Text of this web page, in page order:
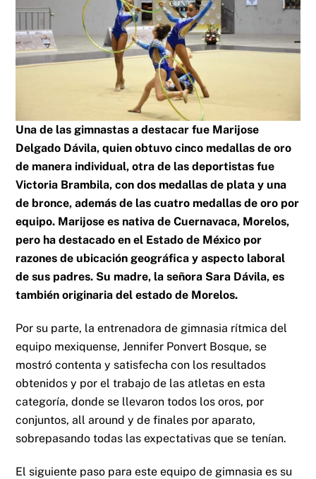
Una de las gimnastas a destacar fue Marijose
Delgado Dávila, quien obtuvo cinco medallas de oro
de manera individual, otra de las deportistas fue
Victoria Brambila, con dos medallas de plata y una
de bronce, además de las cuatro medallas de oro por
equipo. Marijose es nativa de Cuernavaca, Morelos,
pero ha destacado en el Estado de México por
razones de ubicación geográfica y aspecto laboral
de sus padres. Su madre, la señora Sara Dávila, es
también originaria del estado de Morelos.
Por su parte, la entrenadora de gimnasia rítmica del
equipo mexiquense, Jennifer Ponvert Bosque, se
mostró contenta y satisfecha con los resultados
obtenidos y por el trabajo de las atletas en esta
categoría, donde se llevaron todos los oros, por
conjuntos, all around y de finales por aparato,
sobrepasando todas las expectativas que se tenían.
El siguiente paso para este equipo de gimnasia es su